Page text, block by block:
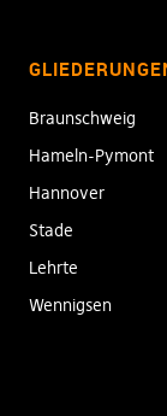
Braunschweig
Hameln-Pymont
Hannover
Stade
Lehrte
Wennigsen